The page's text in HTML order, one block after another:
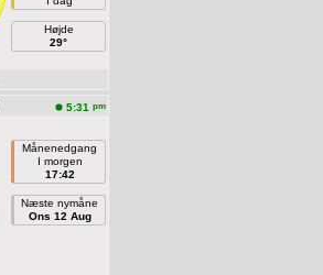
Højde
29°
5:31 pm
Månenedgang
I morgen
17:42
Næste nymåne
Ons 12 Aug